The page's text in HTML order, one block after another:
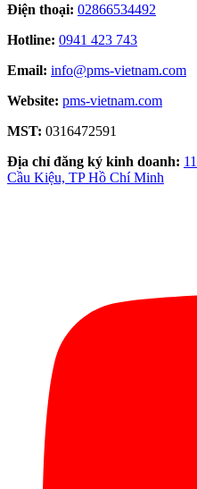
Điện thoại: 02866534492
Hotline: 0941 423 743
Email: info@pms-vietnam.com
Website: pms-vietnam.com
MST: 0316472591
Địa chỉ đăng ký kinh doanh:
Cầu Kiệu, TP Hồ Chí Minh